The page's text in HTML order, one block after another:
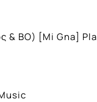
& BO) [Mi Gna]